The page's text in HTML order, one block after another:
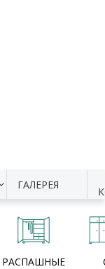
ГАЛЕРЕЯ
РАСПАШНЫЕ